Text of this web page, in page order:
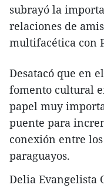
subrayó la
relaciones de
multifacética con
Desatacó que en
fomento cultural
papel muy
puente para
conexión entre
paraguayos.
Delia Evangelista